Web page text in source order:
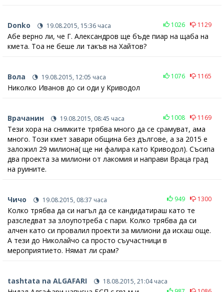
Donko 19.08.2015, 15:36 часа 1026 1129
Абе верно ли, че Г. Александров ще бъде пиар на щаба на
кмета. Тоа не беше ли такъв на Хайтов?
Вола 19.08.2015, 12:05 часа 1076 1165
Николко Иванов до си оди у Криводол
Врачанин 19.08.2015, 08:45 часа 1008 1169
Тези хора на снимките трябва много да се срамуват, ама
много. Този кмет завари община без дългове, а за 2015 е
заложил 29 милиона( ще ни фалира като Криводол). Съсипа
два проекта за милиони от лакомия и направи Враца град
на руините.
Чичо 19.08.2015, 08:37 часа 949 1300
Колко трябва да си нагъл да се кандидатираш като те
разследват за злоупотреба с пари. Колко трябва да си
алчен като си провалил проекти за милиони да искаш още.
А тези до Николайчо са просто съучастници в
мероприятието. Нямат ли срам?
tashtata na ALGAFARI
18.08.2015, 21:04 часа